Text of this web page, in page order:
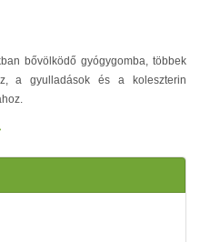
bővölködő gyógygomba, többek
a gyulladások és a koleszterin